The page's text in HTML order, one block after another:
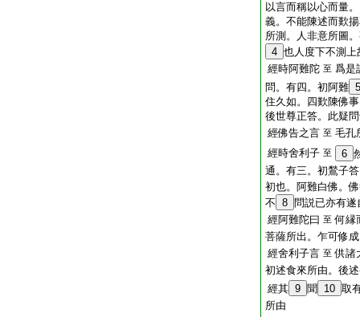
以言而稱以心而量
義。不能陳述而歎
所測。人非意所圖
4 也人度下不測上
經時阿難陀 至 爲是
問。有四。初阿難 5
住久如。四歎陳佛
後世尊正答。此疑
經佛告之言 至 毛孔
經時舍利子 至 6
通。有三。初鶖子
初也。阿難白佛。
不 8 問説已亦有遂
經阿難陀曰 至 何縁
菩薩所出。乍可修
經舍利子言 至 供諸
初述食來所由。後
經其 9 聞 10 取
所由